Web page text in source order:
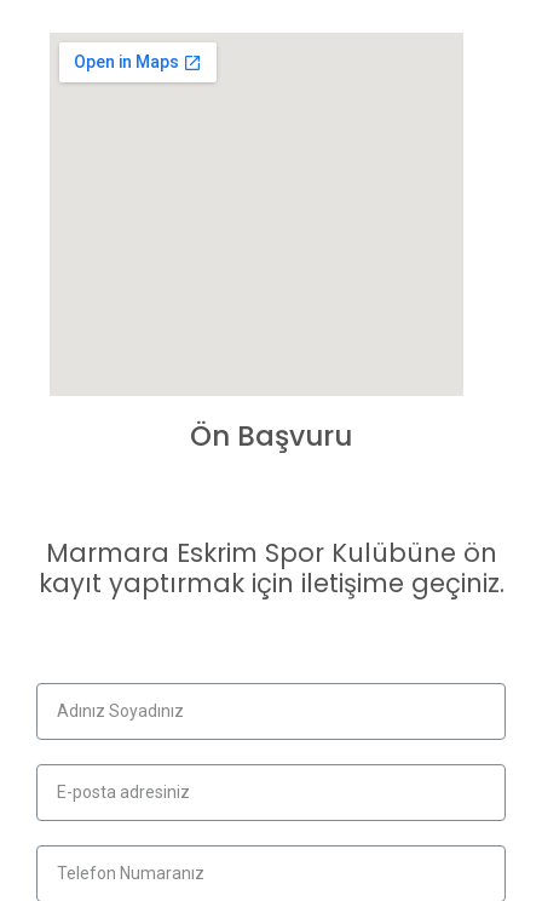
Ön Başvuru
Marmara Eskrim Spor Kulübüne ön
kayıt yaptırmak için iletişime geçiniz.